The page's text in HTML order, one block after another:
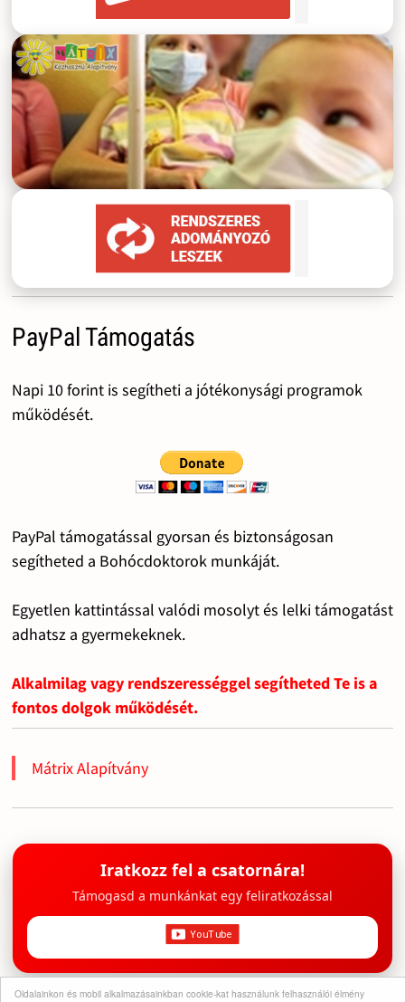
Oldalainkon és mobil alkalmazásainkban cookie-kat használunk felhasználói élmény
PayPal Támogatás
Napi 10 forint is segítheti a jótékonysági programok
működését.
PayPal támogatással gyorsan és biztonságosan
segítheted a Bohócdoktorok munkáját.
Egyetlen kattintással valódi mosolyt és lelki támogatást
adhatsz a gyermekeknek.
Alkalmilag vagy rendszerességgel segítheted Te is a
fontos dolgok működését.
Mátrix Alapítvány
Iratkozz fel a csatornára!
Támogasd a munkánkat egy feliratkozással